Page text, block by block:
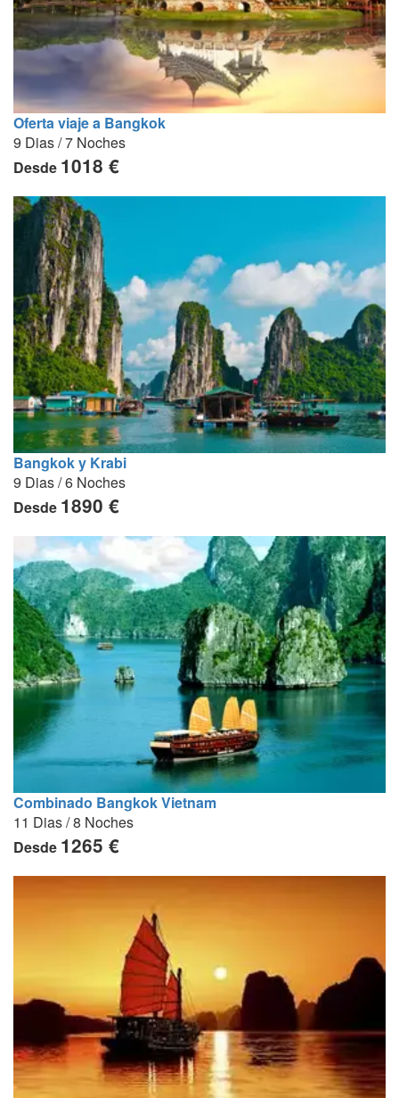
Oferta viaje a Bangkok
9 Dias / 7 Noches
Desde 1018 €
Bangkok y Krabi
9 Dias / 6 Noches
Desde 1890 €
Combinado Bangkok Vietnam
11 Dias / 8 Noches
Desde 1265 €